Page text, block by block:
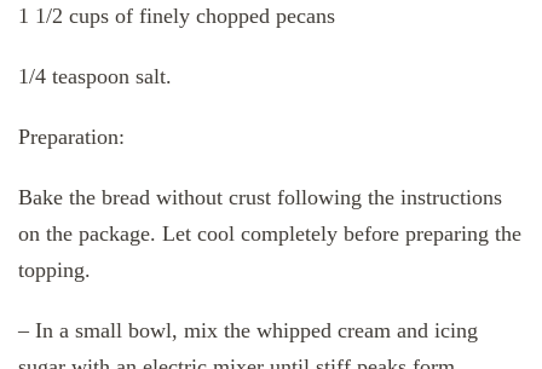
1 1/2 cups of finely chopped pecans
1/4 teaspoon salt.
Preparation:
Bake the bread without crust following the instructions
on the package. Let cool completely before preparing the
topping.
– In a small bowl, mix the whipped cream and icing